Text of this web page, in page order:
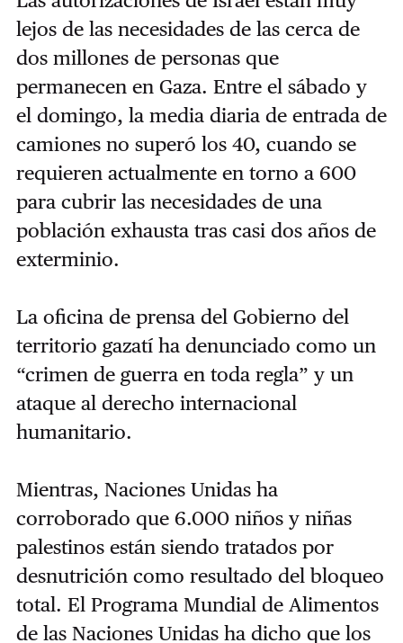
lejos de las necesidades de las cerca de
dos millones de personas que
permanecen en Gaza. Entre el sábado y
el domingo, la media diaria de entrada de
camiones no superó los 40, cuando se
requieren actualmente en torno a 600
para cubrir las necesidades de una
población exhausta tras casi dos años de
exterminio.
La oficina de prensa del Gobierno del
territorio gazatí ha denunciado como un
“crimen de guerra en toda regla” y un
ataque al derecho internacional
humanitario.
Mientras, Naciones Unidas ha
corroborado que 6.000 niños y niñas
palestinos están siendo tratados por
desnutrición como resultado del bloqueo
total. El Programa Mundial de Alimentos
de las Naciones Unidas ha dicho que los